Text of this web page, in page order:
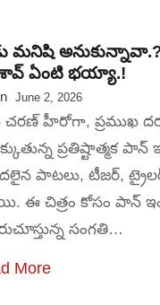
మనిషి
ఏంటి భయ్యా.!
June 2, 2026
హీరోగా, ప్రముఖ
ప్రతిష్టాత్మక
పాటలు, టీజర్,
ఈ చిత్రం కోసం పాన్
సంగతి…
More